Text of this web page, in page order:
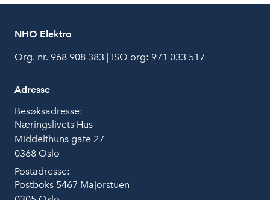
NHO Elektro
Org. nr. 968 908 383 | ISO org: 971 033 517
Adresse
Besøksadresse:
Næringslivets Hus
Middelthuns gate 27
0368 Oslo
Postadresse:
Postboks 5467 Majorstuen